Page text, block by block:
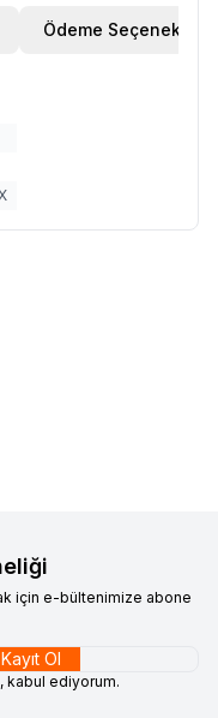
Ödeme Seçenekleri
için e-bültenimize abone
Kayıt Ol
kabul ediyorum.